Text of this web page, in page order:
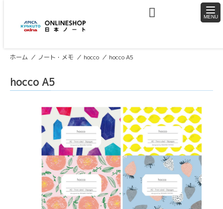
ホーム ノート・メモ hocco hocco A5
hocco A5